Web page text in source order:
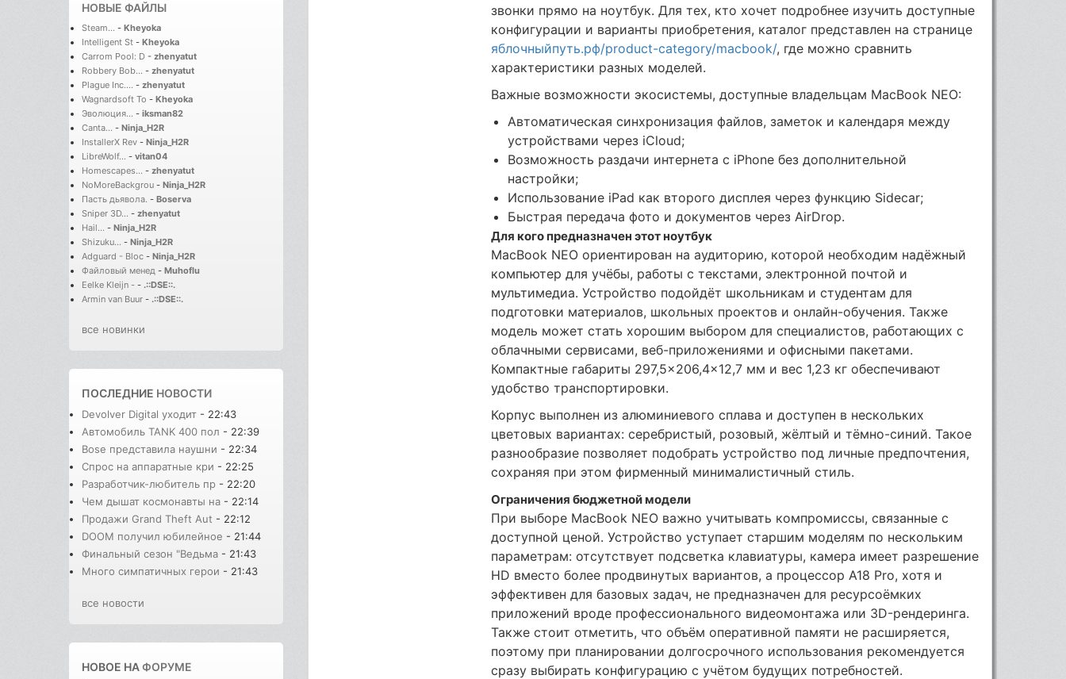
НОВЫЕ ФАЙЛЫ
Steam... - Kheyoka
Intelligent St - Kheyoka
Carrom Pool: D - zhenyatut
Robbery Bob... - zhenyatut
Plague Inc.... - zhenyatut
Wagnardsoft To - Kheyoka
Эволюция... - iksman82
Canta... - Ninja_H2R
InstallerX Rev - Ninja_H2R
LibreWolf... - vitan04
Homescapes... - zhenyatut
NoMoreBackgrou - Ninja_H2R
Пасть дьявола. - Boserva
Sniper 3D... - zhenyatut
Hail... - Ninja_H2R
Shizuku... - Ninja_H2R
Adguard - Bloc - Ninja_H2R
Файловый менед - Muhoflu
Eelke Kleijn - - .::DSE::.
Armin van Buur - .::DSE::.
все новинки
ПОСЛЕДНИЕ НОВОСТИ
Devolver Digital уходит - 22:43
Автомобиль TANK 400 пол - 22:39
Bose представила наушни - 22:34
Спрос на аппаратные кри - 22:25
Разработчик-любитель пр - 22:20
Чем дышат космонавты на - 22:14
Продажи Grand Theft Aut - 22:12
DOOM получил юбилейное - 21:44
Финальный сезон "Ведьма - 21:43
Много симпатичных герои - 21:43
все новости
НОВОЕ НАФОРУМЕ
звонки прямо на ноутбук. Для тех, кто хочет подробнее изучить доступные
конфигурации и варианты приобретения, каталог представлен на странице
яблочныйпуть.рф/product-category/macbook/, где можно сравнить
характеристики разных моделей.
Важные возможности экосистемы, доступные владельцам MacBook NEO:
Автоматическая синхронизация файлов, заметок и календаря между
устройствами через iCloud;
Возможность раздачи интернета с iPhone без дополнительной
настройки;
Использование iPad как второго дисплея через функцию Sidecar;
Быстрая передача фото и документов через AirDrop.
Для кого предназначен этот ноутбук
MacBook NEO ориентирован на аудиторию, которой необходим надёжный
компьютер для учёбы, работы с текстами, электронной почтой и
мультимедиа. Устройство подойдёт школьникам и студентам для
подготовки материалов, школьных проектов и онлайн-обучения. Также
модель может стать хорошим выбором для специалистов, работающих с
облачными сервисами, веб-приложениями и офисными пакетами.
Компактные габариты 297,5×206,4×12,7 мм и вес 1,23 кг обеспечивают
удобство транспортировки.
Корпус выполнен из алюминиевого сплава и доступен в нескольких
цветовых вариантах: серебристый, розовый, жёлтый и тёмно-синий. Такое
разнообразие позволяет подобрать устройство под личные предпочтения,
сохраняя при этом фирменный минималистичный стиль.
Ограничения бюджетной модели
При выборе MacBook NEO важно учитывать компромиссы, связанные с
доступной ценой. Устройство уступает старшим моделям по нескольким
параметрам: отсутствует подсветка клавиатуры, камера имеет разрешение
HD вместо более продвинутых вариантов, а процессор A18 Pro, хотя и
эффективен для базовых задач, не предназначен для ресурсоёмких
приложений вроде профессионального видеомонтажа или 3D-рендеринга.
Также стоит отметить, что объём оперативной памяти не расширяется,
поэтому при планировании долгосрочного использования рекомендуется
сразу выбирать конфигурацию с учётом будущих потребностей.